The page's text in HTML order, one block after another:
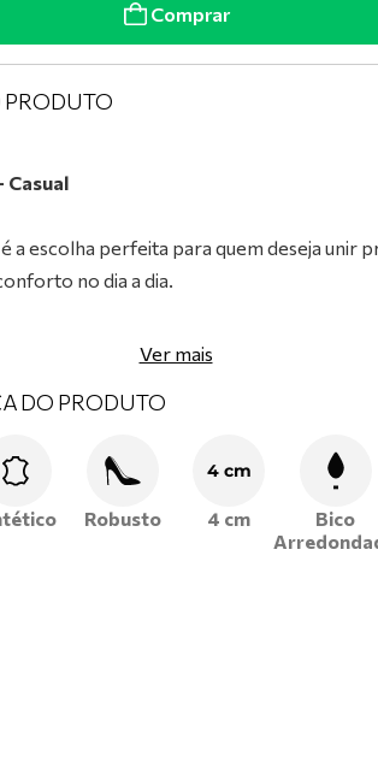
Comprar
PRODUTO
Casual
a escolha perfeita para quem deseja unir
no dia a dia.
com materiais de alta qualidade
, que proporciona bem-estar mesmo
cadarço
, oferecendo ajuste firme e
, garantindo conforto prolongado e
Ver mais
DO PRODUTO
Robusto
4 cm
4 cm
Bico